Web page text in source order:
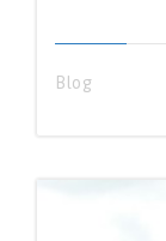
Blog